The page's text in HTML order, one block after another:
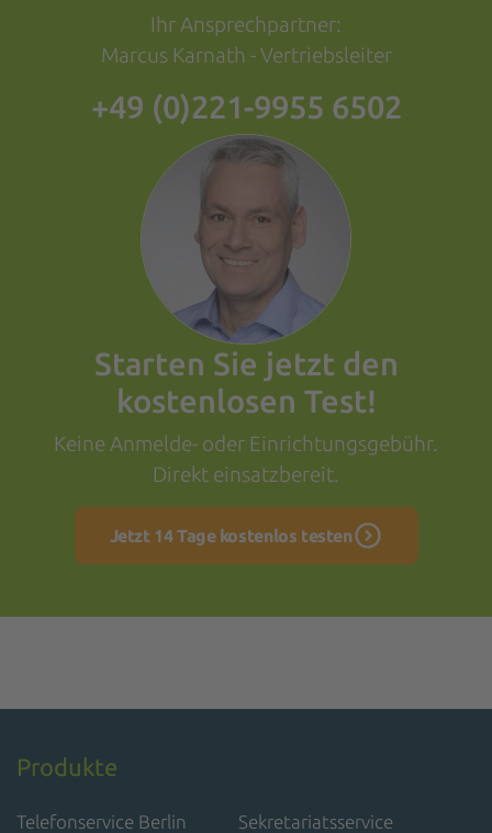
Ihr Ansprechpartner:
Marcus Karnath - Vertriebsleiter
+49 (0)221-9955 6502
Starten Sie jetzt den
kostenlosen Test!
Keine Anmelde- oder Einrichtungsgebühr.
Direkt einsatzbereit.
Jetzt 14 Tage kostenlos testen
Produkte
Telefonservice Berlin
Sekretariatsservice